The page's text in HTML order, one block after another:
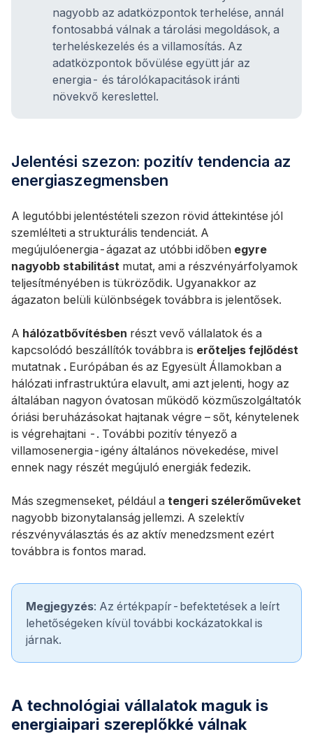
nagyobb az adatközpontok terhelése, annál
fontosabbá válnak a tárolási megoldások, a
terheléskezelés és a villamosítás. Az
adatközpontok bővülése együtt jár az
energia- és tárolókapacitások iránti
növekvő kereslettel.
Jelentési szezon: pozitív tendencia az
energiaszegmensben
A legutóbbi jelentéstételi szezon rövid áttekintése jól
szemlélteti a strukturális tendenciát. A
megújulóenergia-ágazat az utóbbi időben egyre
nagyobb stabilitást mutat, ami a részvényárfolyamok
teljesítményében is tükröződik. Ugyanakkor az
ágazaton belüli különbségek továbbra is jelentősek.
A hálózatbővítésben részt vevő vállalatok és a
kapcsolódó beszállítók továbbra is erőteljes fejlődést
mutatnak . Európában és az Egyesült Államokban a
hálózati infrastruktúra elavult, ami azt jelenti, hogy az
általában nagyon óvatosan működő közműszolgáltatók
óriási beruházásokat hajtanak végre – sőt, kénytelenek
is végrehajtani -. További pozitív tényező a
villamosenergia-igény általános növekedése, mivel
ennek nagy részét megújuló energiák fedezik.
Más szegmenseket, például a tengeri szélerőműveket
nagyobb bizonytalanság jellemzi. A szelektív
részvényválasztás és az aktív menedzsment ezért
továbbra is fontos marad.
Megjegyzés: Az értékpapír-befektetések a leírt
lehetőségeken kívül további kockázatokkal is
járnak.
A technológiai vállalatok maguk is
energiaipari szereplőkké válnak